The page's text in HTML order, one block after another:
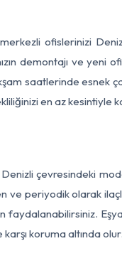
ofislerinizi
demontajı ve yeni
saatlerinde esnek
en az kesintiyle
çevresindeki
ve periyodik olarak
koruma altında olur.